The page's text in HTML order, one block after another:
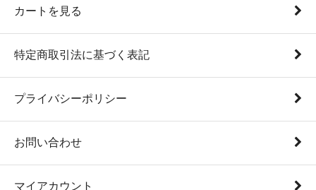
カートを見る
特定商取引法に基づく表記
プライバシーポリシー
お問い合わせ
マイアカウント